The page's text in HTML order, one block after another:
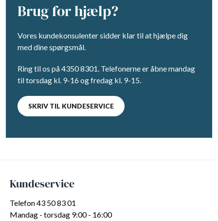
Brug for hjælp?
Vores kundekonsulenter sidder klar til at hjælpe dig
med dine spørgsmål.
Ring til os på 4350 8301. Telefonerne er åbne mandag
til torsdag kl. 9-16 og fredag kl. 9-15.
SKRIV TIL KUNDESERVICE
Kundeservice
Telefon 43 50 83 01
Mandag - torsdag 9:00 - 16:00